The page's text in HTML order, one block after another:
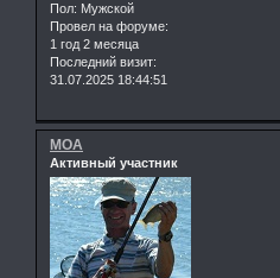
Пол: Мужской
Провел на форуме:
1 год 2 месяца
Последний визит:
31.07.2025 18:44:51
MOA
Активный участник